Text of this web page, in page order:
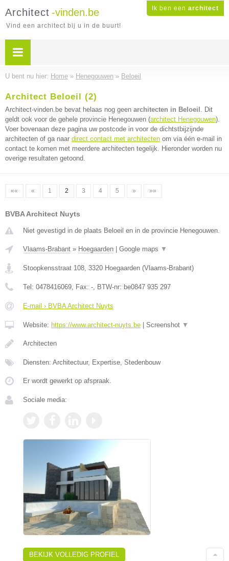
Ik ben een architect
Architect -vinden.be
Vind een architect bij u in de buurt!
U bent nu hier: Home » Henegouwen » Beloeil
Architect Beloeil (2)
Architect-vinden.be bevat helaas nog geen architecten in Beloeil . Dit
geldt ook voor de gehele provincie Henegouwen (architect Henegouwen).
Voer bovenaan deze pagina uw postcode in voor de dichtstbijzijnde
architecten of ga naar direct contact met architecten om via één e-mail in
contact te komen met meerdere architecten tegelijk. Hieronder worden nu
overige resultaten getoond.
«« « 1 2 3 4 5 » »»
BVBA Architect Nuyts
Niet gevestigd in de plaats Beloeil en in de provincie Henegouwen.
Vlaams-Brabant » Hoegaarden Google maps ▼
Stoopkensstraat 108, 3320 Hoegaarden (Vlaams-Brabant)
Tel: 0478416069, Fax: -, BTW-nr: be0847 935 297
E-mail › BVBA Architect Nuyts
Website: https://www.architect-nuyts.be Screenshot ▼
Architecten
Diensten: Architectuur, Expertise, Stedenbouw
Er wordt gewerkt op afspraak.
Sociale media:
BEKIJK VOLLEDIG PROFIEL